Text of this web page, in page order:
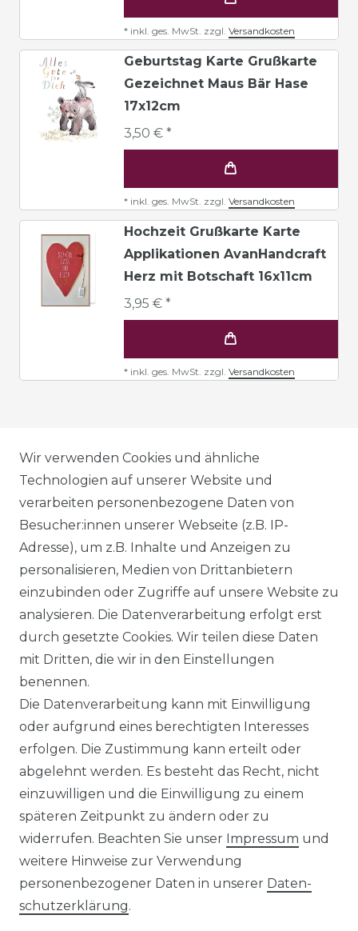
* inkl. ges. MwSt. zzgl. Versandkosten
Geburtstag Karte Grußkarte
Gezeichnet Maus Bär Hase
17x12cm
3,50 € *
* inkl. ges. MwSt. zzgl. Versandkosten
Hochzeit Grußkarte Karte
Applikationen AvanHandcraft
Herz mit Botschaft 16x11cm
3,95 € *
* inkl. ges. MwSt. zzgl. Versandkosten
AGB
DATENSCHUTZERKLÄRUNG
WIDERRUFSRECHT
IMPRESSUM
KONTAKT
Unsere Zahlungsmöglichkeiten
Wir versenden mit
Wir verwenden Cookies und ähnliche
Technologien auf unserer Website und
verarbeiten personenbezogene Daten von
Besucher:innen unserer Webseite (z.B. IP-
Adresse), um z.B. Inhalte und Anzeigen zu
personalisieren, Medien von Drittanbietern
einzubinden oder Zugriffe auf unsere Website zu
analysieren. Die Datenverarbeitung erfolgt erst
durch gesetzte Cookies. Wir teilen diese Daten
mit Dritten, die wir in den Einstellungen
benennen.
Die Datenverarbeitung kann mit Einwilligung
oder aufgrund eines berechtigten Interesses
erfolgen. Die Zustimmung kann erteilt oder
abgelehnt werden. Es besteht das Recht, nicht
einzuwilligen und die Einwilligung zu einem
späteren Zeitpunkt zu ändern oder zu
widerrufen. Beachten Sie unser Impressum und
weitere Hinweise zur Verwendung
personenbezogener Daten in unserer Daten­
schutz­erklärung.